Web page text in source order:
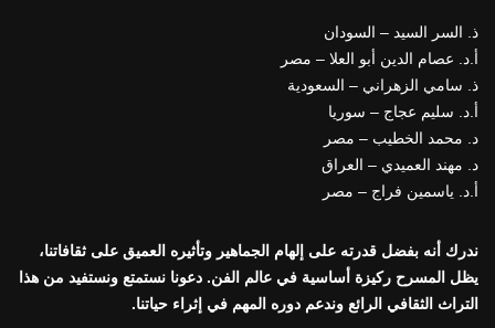
ذ. السر السيد – السودان
أ.د. عصام الدين أبو العلا – مصر
ذ. سامي الزهراني – السعودية
أ.د. سليم عجاج – سوريا
د. محمد الخطيب – مصر
د. مهند العميدي – العراق
أ.د. ياسمين فراج – مصر
ندرك أنه بفضل قدرته على إلهام الجماهير وتأثيره العميق على ثقافاتنا،
يظل المسرح ركيزة أساسية في عالم الفن. دعونا نستمتع ونستفيد من هذا
التراث الثقافي الرائع وندعم دوره المهم في إثراء حياتنا.